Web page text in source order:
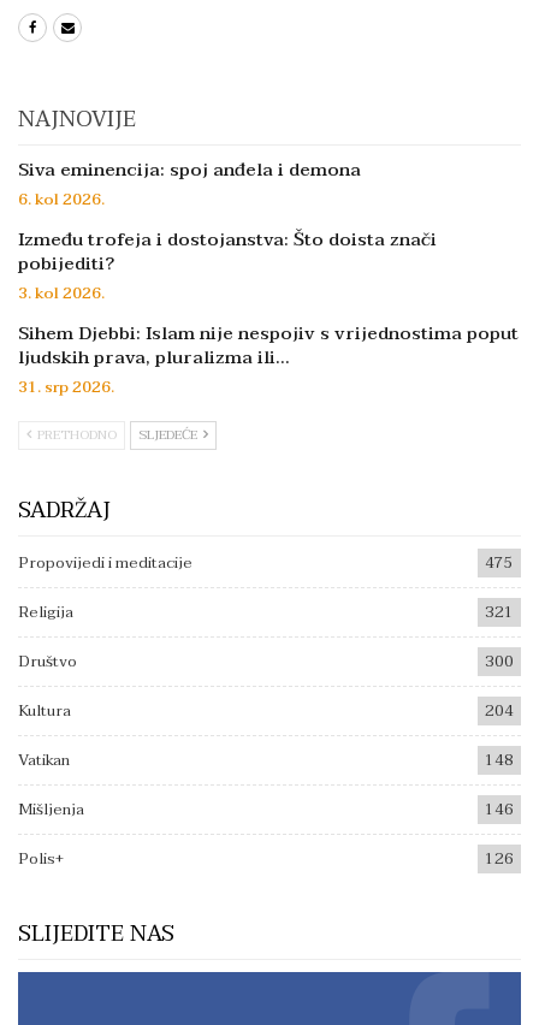
NAJNOVIJE
Siva eminencija: spoj anđela i demona
6. kol 2026.
Između trofeja i dostojanstva: Što doista znači
pobijediti?
3. kol 2026.
Sihem Djebbi: Islam nije nespojiv s vrijednostima poput
ljudskih prava, pluralizma ili…
31. srp 2026.
PRETHODNO SLJEDEĆE
SADRŽAJ
Propovijedi i meditacije
475
Religija
321
Društvo
300
Kultura
204
Vatikan
148
Mišljenja
146
Polis+
126
SLIJEDITE NAS